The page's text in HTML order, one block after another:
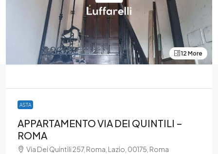
12 More
ASTA
APPARTAMENTO VIA DEI QUINTILI –
ROMA
Via Dei Quintili 257, Roma, Lazio, 00175, Roma